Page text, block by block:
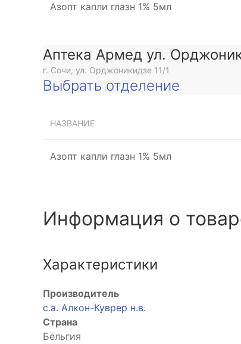
Азопт капли глазн 1% 5мл
Аптека Армед ул.
г. Сочи, ул. Орджоникидзе 11/1
Выбрать отделение
НАЗВАНИЕ
Азопт капли глазн 1% 5мл
Информация о
Характеристики
Производитель
с.а. Алкон-Куврер н.в.
Страна
Бельгия